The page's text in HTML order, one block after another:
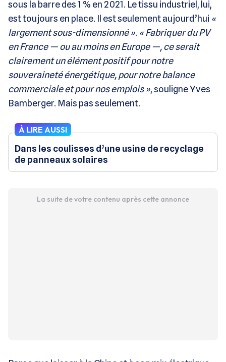
sous la barre des 1 % en 2021. Le tissu industriel, lui,
est toujours en place. Il est seulement aujourd’hui «
largement sous-dimensionné ». « Fabriquer du PV
en France — ou au moins en Europe —, ce serait
clairement un élément positif pour notre
souveraineté énergétique, pour notre balance
commerciale et pour nos emplois », souligne Yves
Bamberger. Mais pas seulement.
À LIRE AUSSI
Dans les coulisses d’une usine de recyclage
de panneaux solaires
La suite de votre contenu après cette annonce